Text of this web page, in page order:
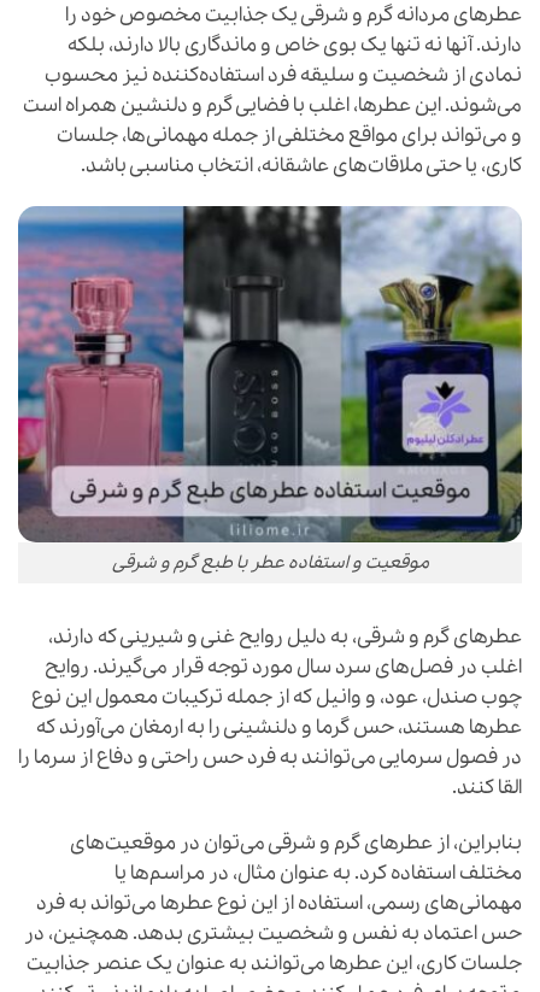
عطرهای مردانه گرم و شرقی یک جذابیت مخصوص خود را
دارند. آنها نه تنها یک بوی خاص و ماندگاری بالا دارند، بلکه
نمادی از شخصیت و سلیقه فرد استفاده‌کننده نیز محسوب
می‌شوند. این عطرها، اغلب با فضایی گرم و دلنشین همراه است
و می‌تواند برای مواقع مختلفی از جمله مهمانی‌ها، جلسات
کاری، یا حتی ملاقات‌های عاشقانه، انتخاب مناسبی باشد.
موقعیت و استفاده عطر با طبع گرم و شرقی
عطرهای گرم و شرقی، به دلیل روایح غنی و شیرینی که دارند،
اغلب در فصل‌های سرد سال مورد توجه قرار می‌گیرند. روایح
چوب صندل، عود، و وانیل که از جمله ترکیبات معمول این نوع
عطرها هستند، حس گرما و دلنشینی را به ارمغان می‌آورند که
در فصول سرمایی می‌توانند به فرد حس راحتی و دفاع از سرما را
القا کنند.
بنابراین، از عطرهای گرم و شرقی می‌توان در موقعیت‌های
مختلف استفاده کرد. به عنوان مثال، در مراسم‌ها یا
مهمانی‌های رسمی، استفاده از این نوع عطرها می‌تواند به فرد
حس اعتماد به نفس و شخصیت بیشتری بدهد. همچنین، در
جلسات کاری، این عطرها می‌توانند به عنوان یک عنصر جذابیت